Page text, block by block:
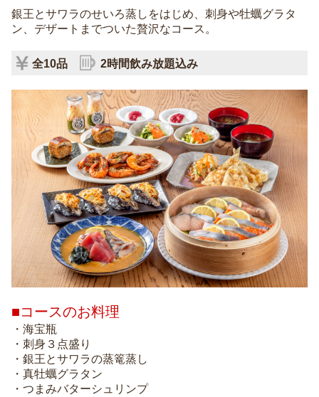
銀王とサワラのせいろ蒸しをはじめ、刺身や牡蠣グラタ
ン、デザートまでついた贅沢なコース。
全10品 2時間飲み放題込み
■コースのお料理
・海宝瓶
・刺身３点盛り
・銀王とサワラの蒸篭蒸し
・真牡蠣グラタン
・つまみバターシュリンプ